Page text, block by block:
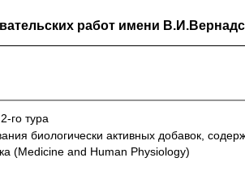
работ имени
го тура
биологически активных добавок,
(Medicine and Human Physiology)